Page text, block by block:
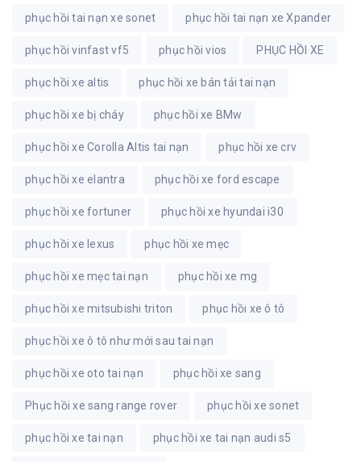
phục hồi tai nạn xe sonet phục hồi tai nạn xe Xpander
phục hồi vinfast vf5 phục hồi vios PHỤC HỒI XE
phục hồi xe altis phục hồi xe bán tải tai nạn
phục hồi xe bị cháy phục hồi xe BMw
phục hồi xe Corolla Altis tai nạn phục hồi xe crv
phục hồi xe elantra phục hồi xe ford escape
phục hồi xe fortuner phục hồi xe hyundai i30
phục hồi xe lexus phục hồi xe mẹc
phục hồi xe mẹc tai nạn phục hồi xe mg
phục hồi xe mitsubishi triton phục hồi xe ô tô
phục hồi xe ô tô như mới sau tai nạn
phục hồi xe oto tai nạn phục hồi xe sang
Phục hồi xe sang range rover phục hồi xe sonet
phục hồi xe tai nạn phục hồi xe tai nạn audi s5